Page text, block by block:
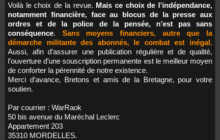
Voilà le choix de la revue. Mais ce choix de l’indépendance,
notamment financière, face au blocus de la presse aux
ordres et de la police de la pensée, n’est pas sans
conséquence. Sans moyens financiers, autre que la
démarche militante des abonnés, le combat est inégal.
Aussi, afin d’assurer une publication régulière et de qualité,
l’ouverture d’une souscription permanente est le meilleur moyen
de conforter la pérennité de notre existence.
Merci d’avance, Bretons et amis de la Bretagne, pour votre
soutien.
Par courrier : WarRaok
50 bis avenue du Maréchal Leclerc
Appartement 203
35310 MORDELLES.